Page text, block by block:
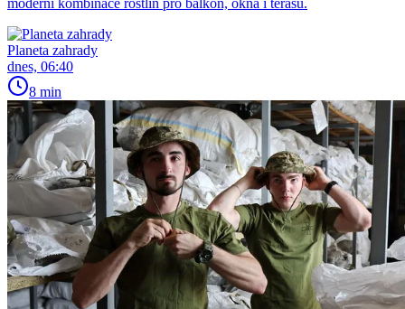
moderní kombinace rostlin pro balkon, okna i terasu.
Planeta zahrady
dnes, 06:40
8 min